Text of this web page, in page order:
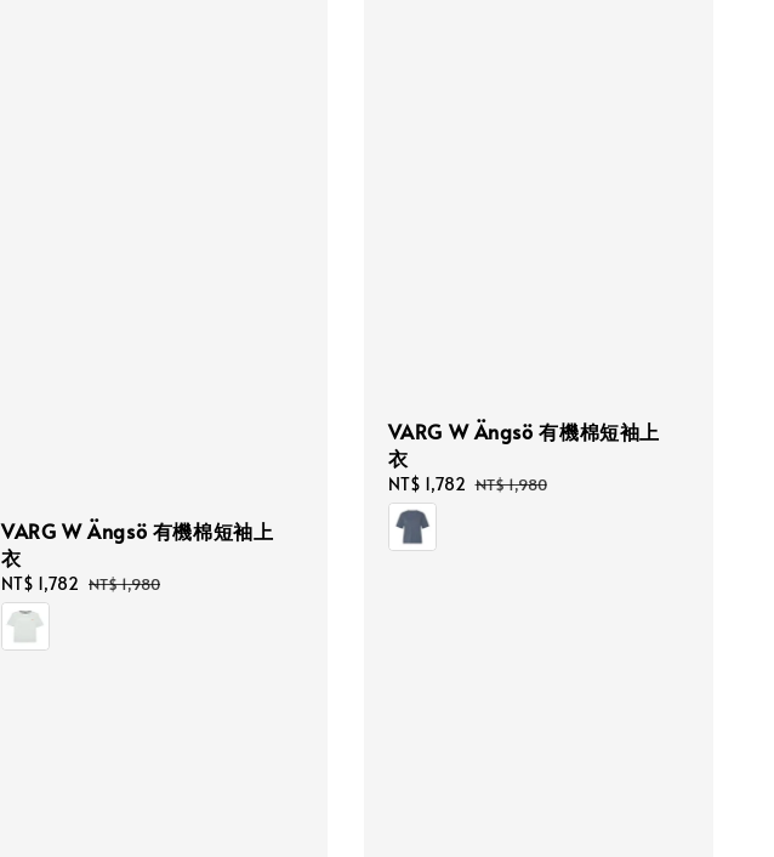
VARG W Ängsö 有機棉短袖上
衣
Sale
price
NT$ 1,782 Regular
NT$ 1,980
VARG W Ängsö 有機棉短袖上
衣
Sale
price
NT$ 1,782 Regular
NT$ 1,980